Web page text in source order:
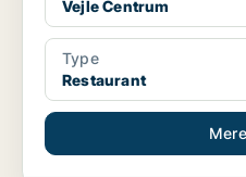
Vejle Centrum
Type
Restaurant